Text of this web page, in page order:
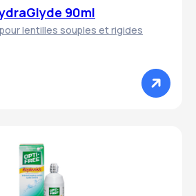
90ml
lentilles souples et rigides